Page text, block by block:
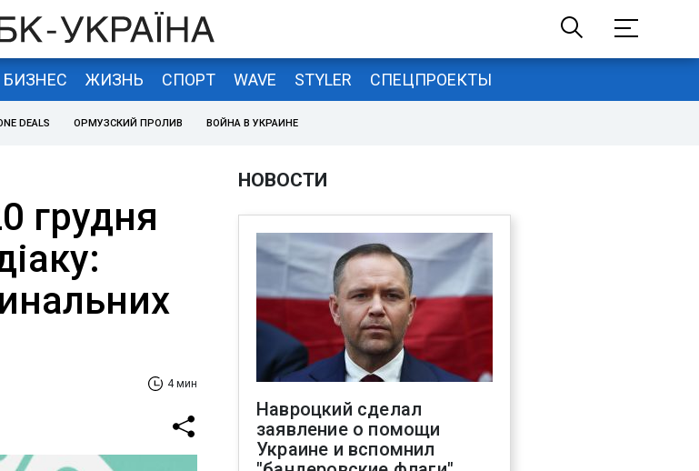
БИЗНЕС ЖИЗНЬ СПОРТ WAVE STYLER СПЕЦПРОЕКТЫ
DEALS ОРМУЗСКИЙ ПРОЛИВ ВОЙНА В УКРАИНЕ
грудня
4 мин
НОВОСТИ
Навроцкий сделал
заявление о помощи
Украине и вспомнил